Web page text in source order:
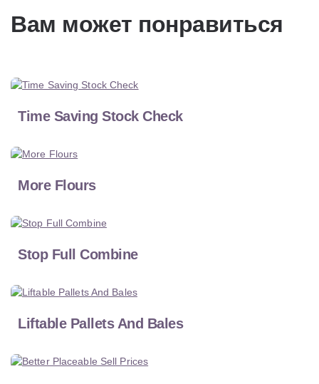
Вам может понравиться
Time Saving Stock Check
More Flours
Stop Full Combine
Liftable Pallets And Bales